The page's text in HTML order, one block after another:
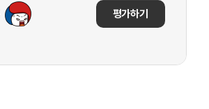
평가하기